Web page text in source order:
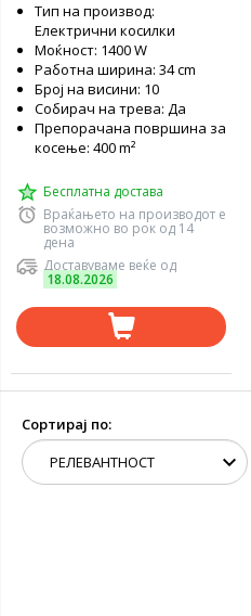
Тип на производ:
Електрични косилки
Моќност: 1400 W
Работна ширина: 34 cm
Број на висини: 10
Собирач на трева: Да
Препорачана површина за
косење: 400 m²
Бесплатна достава
Враќањето на производот е
возможно во рок од 14
дена
Доставуваме веќе од
18.08.2026
Сортирај по: